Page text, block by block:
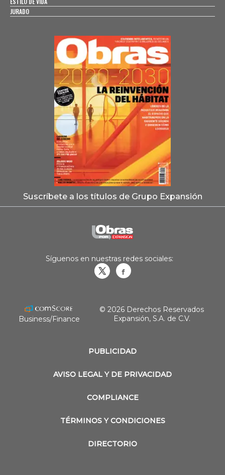
JURADO
Suscríbete a los títulos de Grupo Expansión
PUBLICIDAD
AVISO LEGAL Y DE PRIVACIDAD
COMPLIANCE
TÉRMINOS Y CONDICIONES
DIRECTORIO
Síguenos en nuestras redes sociales:
Business/Finance
© 2026 Derechos Reservados
Expansión, S.A. de C.V.